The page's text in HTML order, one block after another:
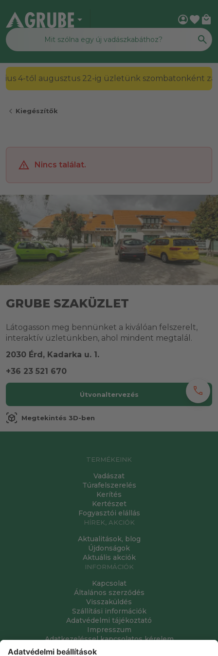
arrow_drop_down account_circlefavorite local_mall
4-től augusztus 22-ig üzletünk szombatonként
chevron_left Kiegészítők
Nincs találat.
call
GRUBE SZAKÜZLET
Látogasson meg bennünket a kiválóan felszerelt,
interaktív üzletünkben, ahol mindent megtalál.
2030 Érd, Kadarka u. 1.
+36 23 521 670
Útvonaltervezés
view_in_ar Megtekintés 3D-ben
TERMÉKEINK
Vadászat
Túrafelszerelés
Kerítés
Kertészet
Fogyasztói elállás
HÍREK, AKCIÓK
Aktualitások, blog
Újdonságok
Aktuális akciók
INFORMÁCIÓK
Kapcsolat
Általános szerződés
Visszaküldés
Szállítási információk
Adatvédelmi tájékoztató
Impresszum
Adatkezeléssel kapcsolatos kérelem